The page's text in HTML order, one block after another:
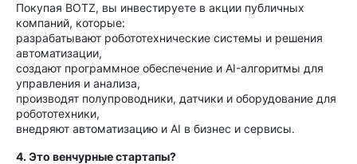
Покупая BOTZ, вы инвестируете в акции публичных
компаний, которые:
разрабатывают робототехнические системы и решения
автоматизации,
создают программное обеспечение и AI-алгоритмы для
управления и анализа,
производят полупроводники, датчики и оборудование для
робототехники,
внедряют автоматизацию и AI в бизнес и сервисы.
4. Это венчурные стартапы?